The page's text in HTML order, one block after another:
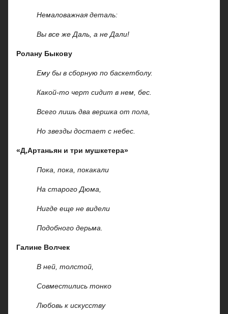
Немаловажная деталь:
Вы все же Даль, а не Дали!
Ролану Быкову
Ему бы в сборную по баскетболу.
Какой-то черт сидит в нем, бес.
Всего лишь два вершка от пола,
Но звезды достает с небес.
«Д,Артаньян и три мушкетера»
Пока, пока, покакали
На старого Дюма,
Нигде еще не видели
Подобного дерьма.
Галине Волчек
В ней, толстой,
Совместились тонко
Любовь к искусству